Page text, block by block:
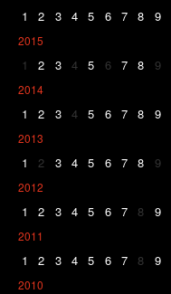
1 2 3 4 5 6 7 8 9
2015
1 2 3 4 5 6 7 8 9
2014
1 2 3 4 5 6 7 8 9
2013
1 2 3 4 5 6 7 8 9
2012
1 2 3 4 5 6 7 8 9
2011
1 2 3 4 5 6 7 8 9
2010